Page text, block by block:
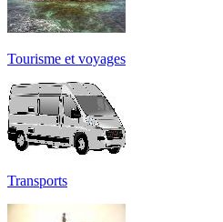
Tourisme et voyages
Transports